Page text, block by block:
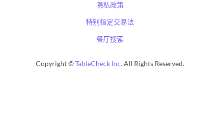
隐私政策
特别指定交易法
餐厅搜索
Copyright ©TableCheck Inc.All Rights Reserved.